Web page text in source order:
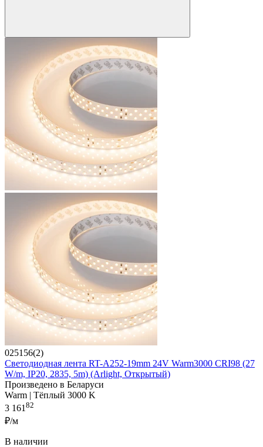
025156(2)
Светодиодная лента RT-A252-19mm 24V Warm3000 CRI98 (27
W/m, IP20, 2835, 5m) (Arlight, Открытый)
Произведено в Беларуси
Warm | Тёплый 3000 K
3 16182
₽/м
В наличии